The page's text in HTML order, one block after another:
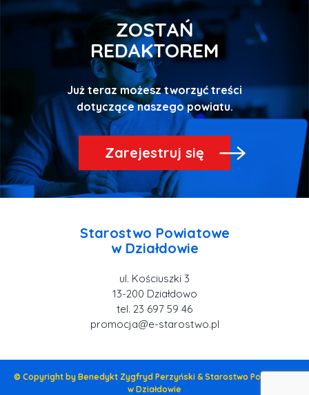
ZOSTAŃ
REDAKTOREM
Już teraz możesz tworzyć treści
dotyczące naszego powiatu.
Zarejestruj się
Starostwo Powiatowe
ul. Kościuszki 3
tel. 23 697 59 46
promocja@e-starostwo.pl
© Copyright by Benedykt Zygfryd Perzyński & Starostwo Powiatowe
w Działdowie